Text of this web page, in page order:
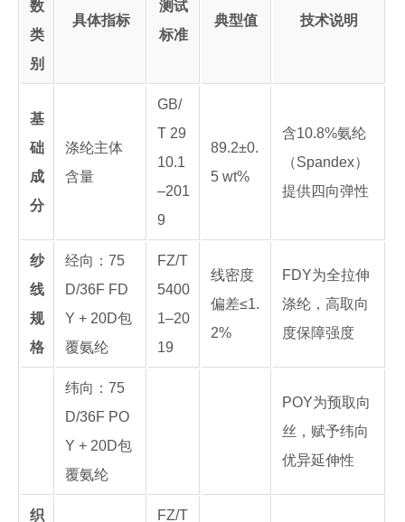
数
类
别
具体指标
测试
标准
典型值 技术说明
基
础
成
分
涤纶主体
含量
GB/
T 29
10.1
–201
9
89.2±0.
5 wt%
含10.8%氨纶
（Spandex）
提供四向弹性
纱
线
规
格
经向：75
D/36F FD
Y + 20D包
覆氨纶
FZ/T
5400
1–20
19
线密度
偏差≤1.
2%
FDY为全拉伸
涤纶，高取向
度保障强度
纬向：75
D/36F PO
Y + 20D包
覆氨纶
POY为预取向
丝，赋予纬向
优异延伸性
织
FZ/T